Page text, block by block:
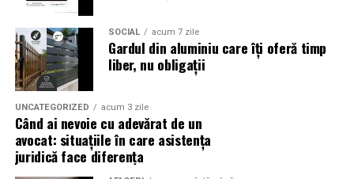
Campania „Aleg să fiu vizibilă” (
este doar despre fotografie. Este despre o decizie pe
care fiecare dintre aceste femei a luat-o conștient: să nu
mai lase calitatea muncii lor să rămână un secret bine
păzit.
România are sute de mii de femei antreprenor. Mulți
dintre cei care ar beneficia de serviciile lor nu le cunosc,
nu pentru că nu le caută, ci pentru că nu le găsesc.
SOCIAL acum 7 zile
Gardul din aluminiu care îți oferă timp
liber, nu obligații
UNCATEGORIZED acum 3 zile
Când ai nevoie cu adevărat de un
avocat: situațiile în care asistența
juridică face diferența